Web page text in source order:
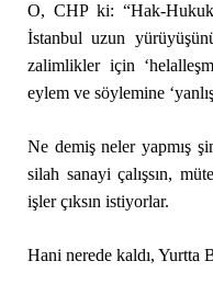
O, CHP ki: “Hak-
İstanbul uzun
zalimlikler için
eylem ve söylemine
Ne demiş neler yapmış
silah sanayi çalışsın,
işler çıksın istiyorlar.
Hani nerede kaldı, Yurtta